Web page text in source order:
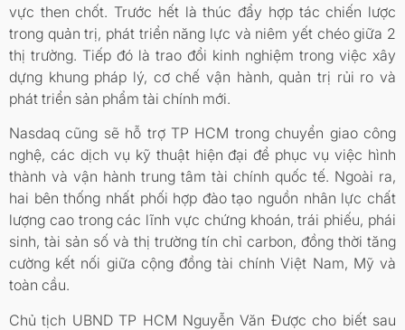
vực then chốt. Trước hết là thúc đẩy hợp tác chiến lược
trong quản trị, phát triển năng lực và niêm yết chéo giữa 2
thị trường. Tiếp đó là trao đổi kinh nghiệm trong việc xây
dựng khung pháp lý, cơ chế vận hành, quản trị rủi ro và
phát triển sản phẩm tài chính mới.
Nasdaq cũng sẽ hỗ trợ TP HCM trong chuyển giao công
nghệ, các dịch vụ kỹ thuật hiện đại để phục vụ việc hình
thành và vận hành trung tâm tài chính quốc tế. Ngoài ra,
hai bên thống nhất phối hợp đào tạo nguồn nhân lực chất
lượng cao trong các lĩnh vực chứng khoán, trái phiếu, phái
sinh, tài sản số và thị trường tín chỉ carbon, đồng thời tăng
cường kết nối giữa cộng đồng tài chính Việt Nam, Mỹ và
toàn cầu.
Chủ tịch UBND TP HCM Nguyễn Văn Được cho biết sau